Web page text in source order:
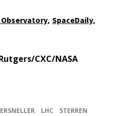
Observatory, SpaceDaily,
CXC/NASA
LHC
STERREN